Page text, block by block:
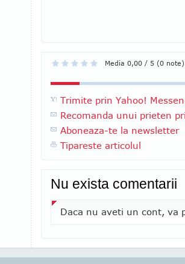
Media 0,00 / 5 (0 note)
Trimite prin Yahoo!
Recomanda unui prieten
Aboneaza-te la newsletter
Tipareste articolul
Nu exista comentarii
Daca nu aveti un cont, va